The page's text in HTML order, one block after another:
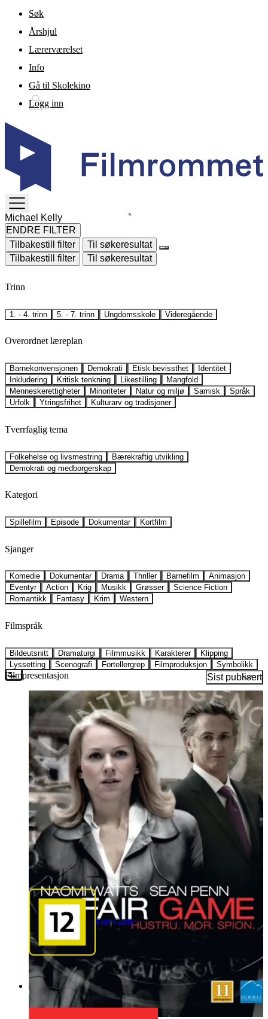
Gå til hovedinnhold
Søk
Årshjul
Lærerværelset
Info
Gå til Skolekino
Logg inn
TOGGLE
MENU
ENDRE FILTER
Tilbakestill filter
Til søkeresultat
Tilbakestill filter
Til søkeresultat
Trinn
1. - 4. trinn 5. - 7. trinn Ungdomsskole Videregående
Overordnet læreplan
Barnekonvensjonen Demokrati Etisk bevissthet
Identitet
Inkludering
Kritisk tenkning Likestilling
Mangfold
Menneskerettigheter
Minoriteter Natur og miljø Samisk
Språk
Urfolk
Ytringsfrihet Kulturarv og tradisjoner
Tverrfaglig tema
Folkehelse og livsmestring
Bærekraftig utvikling
Demokrati og medborgerskap
Kategori
Spillefilm Episode Dokumentar Kortfilm
Sjanger
Komedie Dokumentar Drama Thriller Barnefilm
Animasjon
Eventyr
Action Krig Musikk Grøsser
Science Fiction
Romantikk
Fantasy Krim Western
Filmspråk
Bildeutsnitt Dramaturgi Filmmusikk Karakterer
Klipping
Lyssetting
Scenografi Fortellergrep Filmproduksjon Symbolikk
Sist publisert
Filmpresentasjon
Fair Game
1